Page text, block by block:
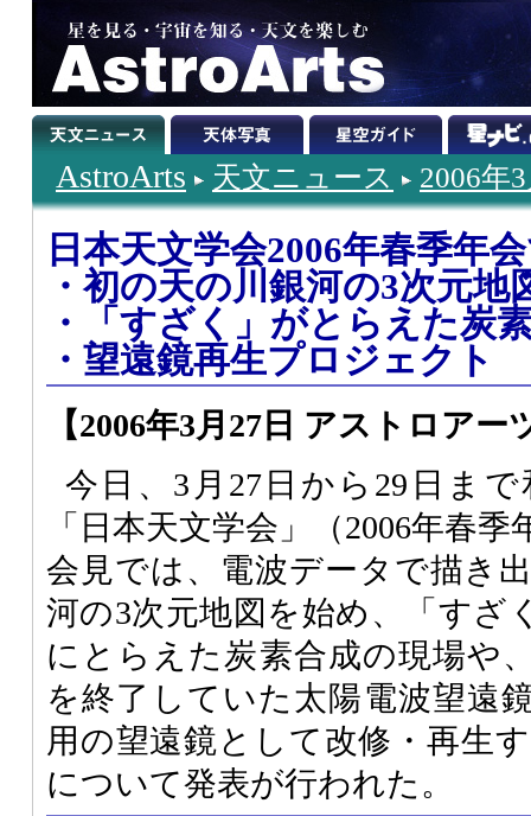
AstroArts 天文ニュース 2006年
日本天文学会2006年春季年
・初の天の川銀河の3次元地
・「すざく」がとらえた炭
・望遠鏡再生プロジェクト
【2006年3月27日 アストロアー
今日、3月27日から29日ま
「日本天文学会」（2006年春
会見では、電波データで描き
河の3次元地図を始め、「すざ
にとらえた炭素合成の現場や
を終了していた太陽電波望遠
用の望遠鏡として改修・再生
について発表が行われた。